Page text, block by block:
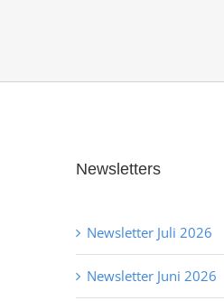
Newsletters
Newsletter Juli 2026
Newsletter Juni 2026